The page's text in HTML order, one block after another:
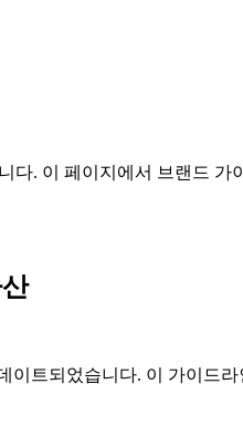
니다. 이 페이지에서 브랜드
이트되었습니다. 이 가이